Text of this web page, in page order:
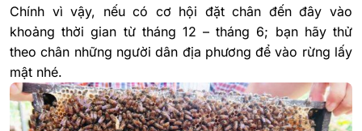
Chính vì vậy, nếu có cơ hội đặt chân đến đây vào
khoảng thời gian từ tháng 12 – tháng 6; bạn hãy thử
theo chân những người dân địa phương để vào rừng lấy
mật nhé.